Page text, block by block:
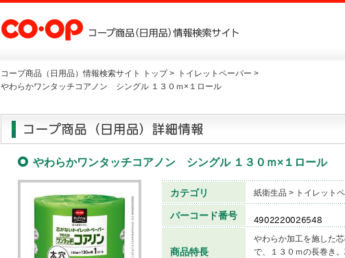
コープ商品（日用品）情報検索サイト トップ >
トイレットペーパー >
やわらかワンタッチコアノン シングル １３０ｍ×１ロール
やわらかワンタッチコアノン シングル １３０ｍ×１ロール
カテゴリ 紙衛生品 > トイレット
バーコード番号
商品特長
やわらか加工を施した
で、１３０ｍの長巻き